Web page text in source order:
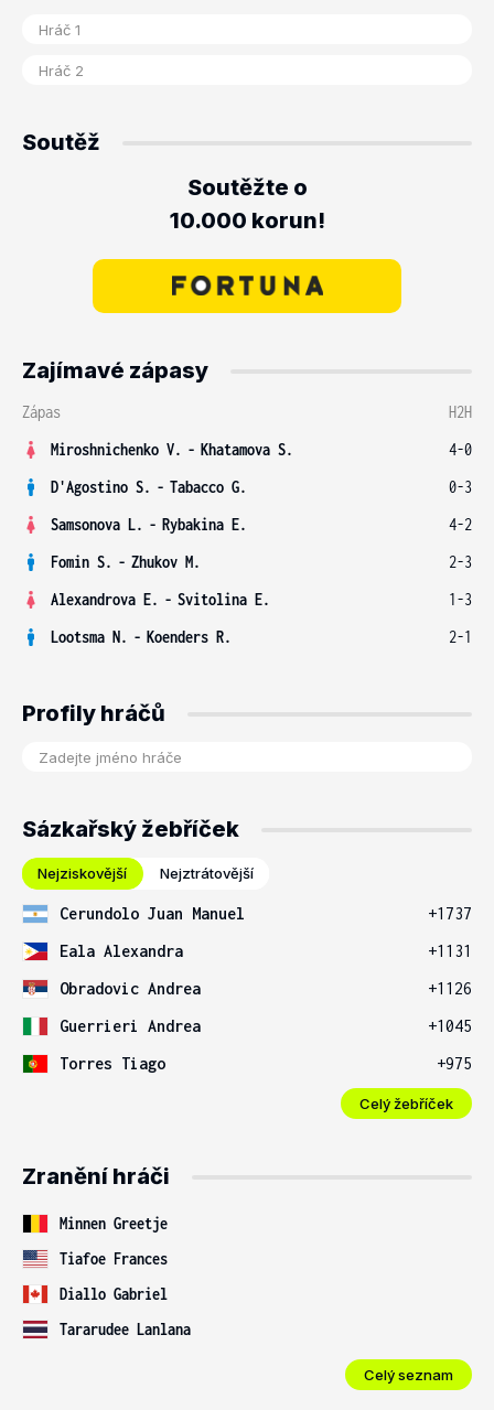
Soutěž
Soutěžte o
10.000 korun!
Zajímavé zápasy
Zápas
H2H
Miroshnichenko V. - Khatamova S.
4-0
D'Agostino S. - Tabacco G.
0-3
Samsonova L. - Rybakina E.
4-2
Fomin S. - Zhukov M.
2-3
Alexandrova E. - Svitolina E.
1-3
Lootsma N. - Koenders R. 2-1
Profily hráčů
Sázkařský žebříček
Nejziskovější Nejztrátovější
Cerundolo Juan Manuel
+1737
Eala Alexandra
+1131
Obradovic Andrea
+1126
Guerrieri Andrea
+1045
Torres Tiago
+975
Celý žebříček
Zranění hráči
Minnen Greetje
Tiafoe Frances
Diallo Gabriel
Tararudee Lanlana
Celý seznam